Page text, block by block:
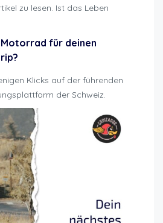
zu lesen. Ist das Leben
Motorrad für deinen
Klicks auf der führenden
der Schweiz.